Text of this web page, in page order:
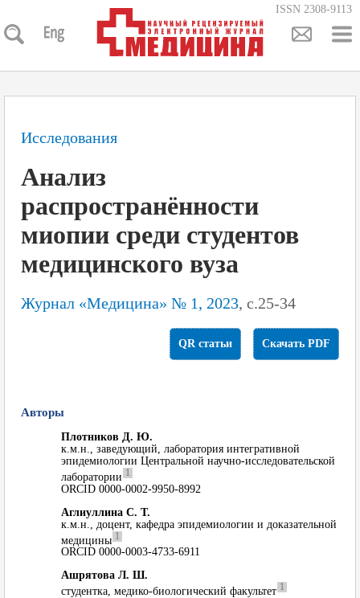
ISSN 2308-9113
Исследования
Анализ
распространённости
миопии среди студентов
медицинского вуза
Журнал «Медицина» № 1, 2023, с.25-34
Скачать PDF
QR статьи
Авторы
Плотников Д. Ю.
к.м.н., заведующий, лаборатория интегративной
эпидемиологии Центральной научно-исследовательской
лаборатории 1
ORCID 0000-0002-9950-8992
Аглиуллина С. Т.
к.м.н., доцент, кафедра эпидемиологии и доказательной
медицины 1
ORCID 0000-0003-4733-6911
Ашрятова Л. Ш.
студентка, медико-биологический факультет 1